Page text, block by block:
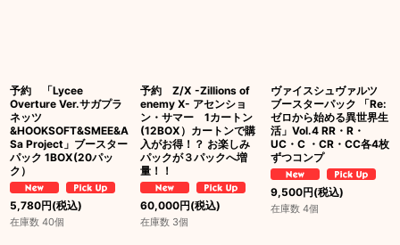
予約 「Lycee
Overture Ver.サガプラ
ネッツ
&HOOKSOFT&SMEE&A
Sa Project」ブースター
パック 1BOX(20パッ
ク）
5,780円(税込)
在庫数 40個
予約 Z/X -Zillions of
enemy X- アセンショ
ン・サマー 1カートン
(12BOX）カートンで購
入がお得！？ お楽しみ
パックが３パックへ増
量！！
60,000円(税込)
在庫数 3個
ヴァイスシュヴァルツ
ブースターパック 「Re:
ゼロから始める異世界生
活」Vol.4 RR・R・
UC・C ・CR・CC各4枚
ずつコンプ
9,500円(税込)
在庫数 4個